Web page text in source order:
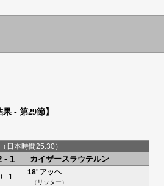
- 第29節】
日本時間25:30）
- 1 カイザースラウテルン
- 1
18' アッヘ
（ リッター）